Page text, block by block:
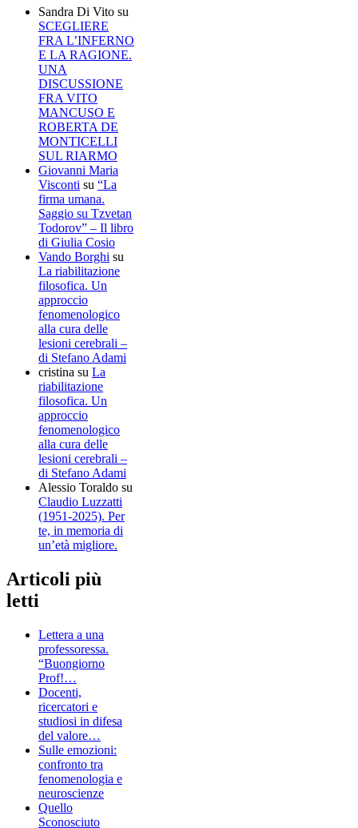
Sandra Di Vito su
SCEGLIERE
FRA L’INFERNO
E LA RAGIONE.
UNA
DISCUSSIONE
FRA VITO
MANCUSO E
ROBERTA DE
MONTICELLI
SUL RIARMO
Giovanni Maria
Visconti su “La
firma umana.
Saggio su Tzvetan
Todorov” – Il libro
di Giulia Cosio
Vando Borghi su
La riabilitazione
filosofica. Un
approccio
fenomenologico
alla cura delle
lesioni cerebrali –
di Stefano Adami
cristina su La
riabilitazione
filosofica. Un
approccio
fenomenologico
alla cura delle
lesioni cerebrali –
di Stefano Adami
Alessio Toraldo su
Claudio Luzzatti
(1951-2025). Per
te, in memoria di
un’età migliore.
Articoli più
letti
Lettera a una
professoressa.
“Buongiorno
Prof!…
Docenti,
ricercatori e
studiosi in difesa
del valore…
Sulle emozioni:
confronto tra
fenomenologia e
neuroscienze
Quello
Sconosciuto